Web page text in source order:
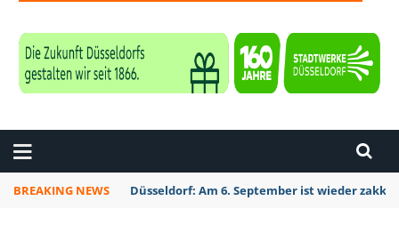
BREAKING NEWS Düsseldorf: Am 6. September ist wieder zakk